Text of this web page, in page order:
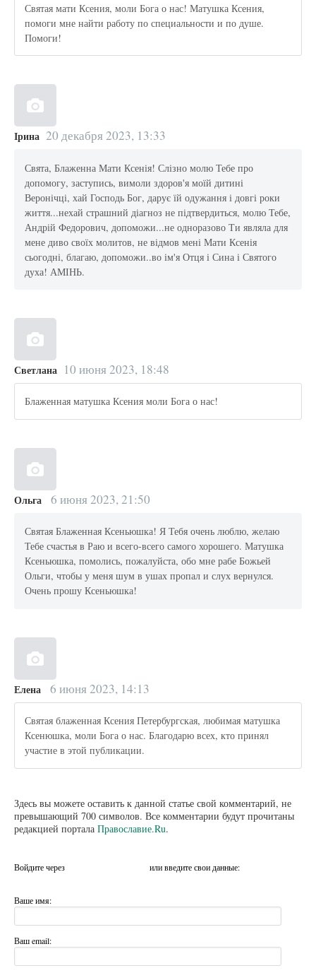
Святая мати Ксения, моли Бога о нас! Матушка Ксения,
помоги мне найти работу по специальности и по душе.
Помоги!
Ірина 20 декабря 2023, 13:33
Свята, Блаженна Мати Ксенія! Слізно молю Тебе про
допомогу, заступись, вимоли здоров'я моїй дитині
Веронічці, хай Господь Бог, дарує їй одужання і довгі роки
життя...нехай страшний діагноз не підтвердиться, молю Тебе,
Андрій Федорович, допоможи...не одноразово Ти являла для
мене диво своїх молитов, не відмов мені Мати Ксенія
сьогодні, благаю, допоможи..во ім'я Отця і Сина і Святого
духа! АМІНЬ.
Светлана 10 июня 2023, 18:48
Блаженная матушка Ксения моли Бога о нас!
Ольга 6 июня 2023, 21:50
Святая Блаженная Ксеньюшка! Я Тебя очень люблю, желаю
Тебе счастья в Раю и всего-всего самого хорошего. Матушка
Ксеньюшка, помолись, пожалуйста, обо мне рабе Божьей
Ольги, чтобы у меня шум в ушах пропал и слух вернулся.
Очень прошу Ксеньюшка!
Елена 6 июня 2023, 14:13
Святая блаженная Ксения Петербургская, любимая матушка
Ксенюшка, моли Бога о нас. Благодарю всех, кто принял
участие в этой публикации.
Здесь вы можете оставить к данной статье свой комментарий, не
превышающий 700 символов. Все комментарии будут прочитаны
редакцией портала Православие.Ru.
Войдите через или введите свои данные:
Ваше имя:
Ваш email: